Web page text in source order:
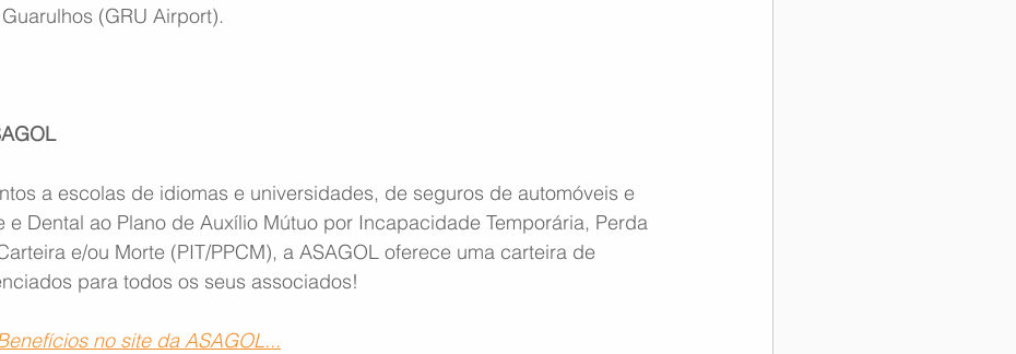
(GRU Airport).
a escolas de idiomas e universidades, de seguros de automóveis e
e Dental ao Plano de Auxílio Mútuo por Incapacidade Temporária, Perda
e/ou Morte (PIT/PPCM), a ASAGOL oferece uma carteira de
para todos os seus associados!
no site da ASAGOL...